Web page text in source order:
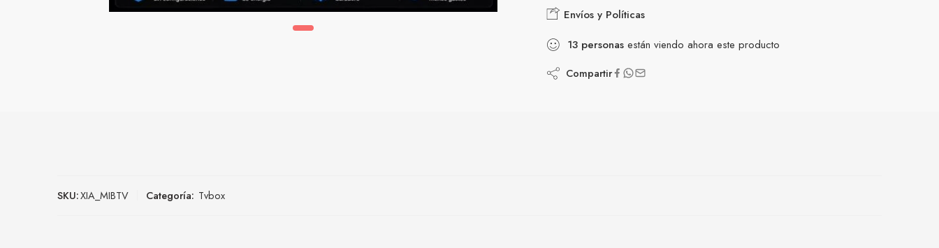
Envíos y Políticas
13 personas están viendo ahora este producto
Compartir
SKU:XIA_MIBTV Categoría: Tvbox